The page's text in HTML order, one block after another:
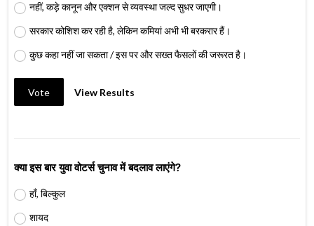
नहीं, कड़े कानून और एक्शन से व्यवस्था जल्द सुधर जाएगी।
सरकार कोशिश कर रही है, लेकिन कमियां अभी भी बरकरार हैं।
कुछ कहा नहीं जा सकता / इस पर और सख्त फैसलों की जरूरत है।
Vote View Results
क्या इस बार युवा वोटर्स चुनाव में बदलाव लाएंगे?
हाँ, बिल्कुल
शायद